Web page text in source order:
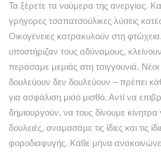
Τα ξέρετε τα νούμερα της ανεργίας.
γρήγορες τσαπατσούλικες λύσεις
Οικογένειες κατρακυλούν στη
υποστήριζαν τους αδύναμους,
περάσαμε μεμιάς στη τσιγγουνιά.
δουλεύουν δεν δουλεύουν – πρέπει
για ασφάλιση μισό μισθό. Αντί να
δημιουργούν, να τους δίνουμε κίνητρα
δουλειές, αναμασάμε τις ίδιες και τις
φοροδιαφυγής. Κάθε μήνα